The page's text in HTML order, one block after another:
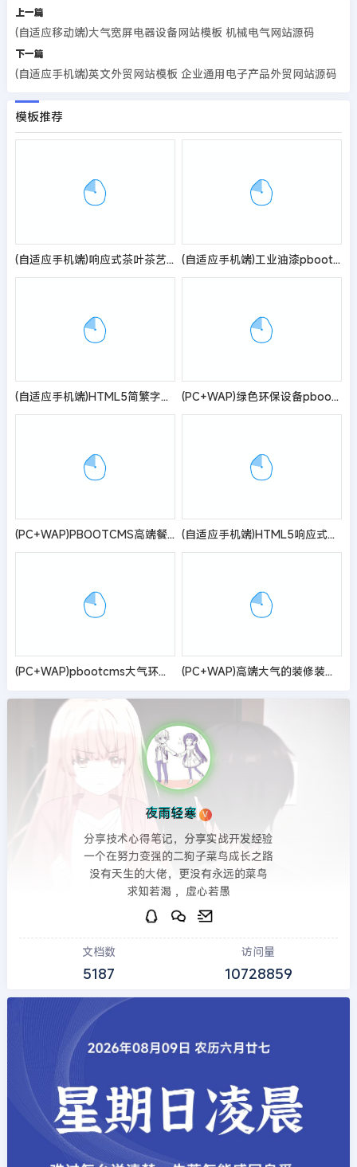
上一篇
(自适应移动端)大气宽屏电器设备网站模板 机械电气网站源码
下一篇
(自适应手机端)英文外贸网站模板 企业通用电子产品外贸网站源码
模板推荐
(自适应手机端)响应式茶叶茶艺文章类网站pbootcms模板 新闻资讯知识类网站源码 (自适应手机端)工业油漆pbootcms化工类网站模板 蓝色水性工业漆网站源码
(自适应手机端)HTML5简繁字体绿色宽屏物流运输类网站pbootcms模板 响应式大气快递货运网站源码 (PC+WAP)绿色环保设备pbootcms企业网站模板 环保企业网站源码
(PC+WAP)PBOOTCMS高端餐饮美食加盟网站模板 美食小吃公司加盟网站源码 (自适应手机端)HTML5响应式APP应用软件下载pbootcms网站模板 手机应用教程网站源码
(PC+WAP)pbootcms大气环保资讯新闻网站模板 蓝色政府协会网站源码 (PC+WAP)高端大气的装修装潢公司网站模板
夜雨轻寒 V
分享技术心得笔记，分享实战开发经验
一个在努力变强的二狗子菜鸟成长之路
没有天生的大佬，更没有永远的菜鸟
求知若渴 ，虚心若愚
文档数
5187
访问量
10728859